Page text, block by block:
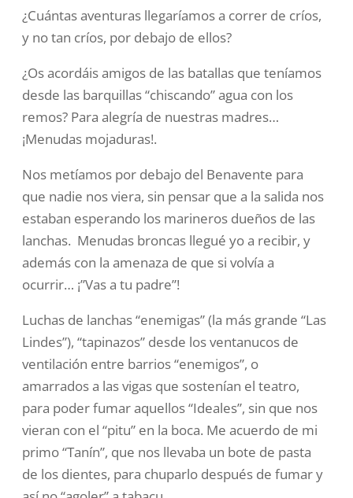
¿Cuántas aventuras llegaríamos a correr de críos,
y no tan críos, por debajo de ellos?
¿Os acordáis amigos de las batallas que teníamos
desde las barquillas “chiscando” agua con los
remos? Para alegría de nuestras madres…
¡Menudas mojaduras!.
Nos metíamos por debajo del Benavente para
que nadie nos viera, sin pensar que a la salida nos
estaban esperando los marineros dueños de las
lanchas. Menudas broncas llegué yo a recibir, y
además con la amenaza de que si volvía a
ocurrir… ¡”Vas a tu padre”!
Luchas de lanchas “enemigas” (la más grande “Las
Lindes”), “tapinazos” desde los ventanucos de
ventilación entre barrios “enemigos”, o
amarrados a las vigas que sostenían el teatro,
para poder fumar aquellos “Ideales”, sin que nos
vieran con el “pitu” en la boca. Me acuerdo de mi
primo “Tanín”, que nos llevaba un bote de pasta
de los dientes, para chuparlo después de fumar y